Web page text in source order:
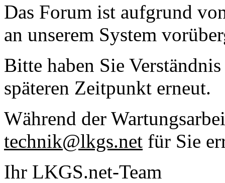
Das Forum ist aufgrund
an unserem System
Bitte haben Sie
späteren Zeitpunkt erneut.
Während der
technik@lkgs.net für Sie
Ihr LKGS.net-Team